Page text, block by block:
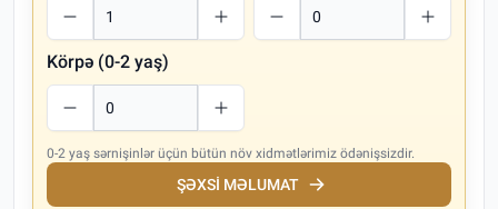
Körpə (0-2 yaş)
0-2 yaş sərnişinlər üçün bütün növ xidmətlərimiz ödənişsizdir.
ŞƏXSI MƏLUMAT